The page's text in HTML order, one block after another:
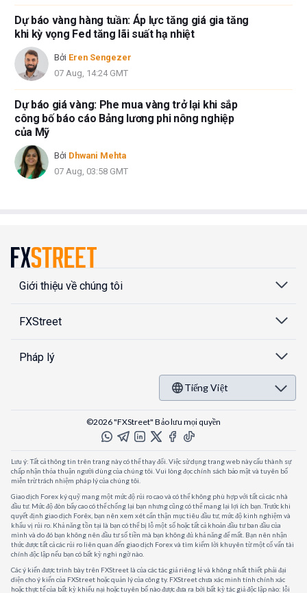
Dự báo vàng hàng tuần: Áp lực tăng giá gia tăng
khi kỳ vọng Fed tăng lãi suất hạ nhiệt
Bởi Eren Sengezer
07 Aug, 14:24 GMT
Dự báo giá vàng: Phe mua vàng trở lại khi sắp
công bố báo cáo Bảng lương phi nông nghiệp
của Mỹ
Bởi Dhwani Mehta
07 Aug, 03:58 GMT
Giới thiệu về chúng tôi
FXStreet
Pháp lý
Tiếng Việt
©2026 "FXStreet" Bảo lưu mọi quyền
Lưu ý: Tất cả thông tin trên trang này có thể thay đổi. Việc sử dụng trang web này cấu thành sự
chấp nhận thỏa thuận người dùng của chúng tôi. Vui lòng đọc chính sách bảo mật và tuyên bố
miễn trừ trách nhiệm pháp lý của chúng tôi.
Giao dịch Forex ký quỹ mang một mức độ rủi ro cao và có thể không phù hợp với tất cả các nhà
đầu tư. Mức độ đòn bẩy cao có thể chống lại bạn nhưng cũng có thể mang lại lợi ích bạn. Trước khi
quyết định giao dịch Forêx, bạn nên xem xét cẩn thận mục tiêu đầu tư, mức độ kinh nghiệm và
khẩu vị rủi ro. Khả năng tồn tại là bạn có thể bị lỗ một số hoặc tất cả khoản đầu tư ban đầu của
mình và do đó bạn không nên đầu tư số tiền mà bạn không đủ khả năng để mất. Bạn nên nhận
thức được tất cả các rủi ro liên quan đến giao dịch Forex và tìm kiếm lời khuyên từ một cố vấn tài
chính độc lập nếu bạn có bất kỳ nghi ngờ nào.
Các ý kiến được trình bày trên FXStreet là của các tác giả riêng lẻ và không nhất thiết phải đại
diện cho ý kiến của FXStreet hoặc quản lý của công ty. FXStreet chưa xác minh tính chính xác
hoặc thực tế của bất kỳ khiếu nại hoặc tuyên bố nào được đưa ra bởi bất kỳ tác giả độc lập nào: lỗi